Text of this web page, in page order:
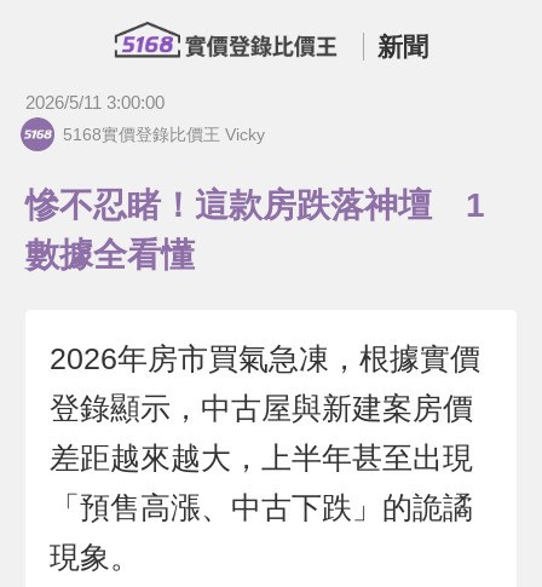
新聞
2026/5/11 3:00:00
5168實價登錄比價王 Vicky
慘不忍睹！這款房跌落神壇 1
數據全看懂
2026年房市買氣急凍，根據實價
登錄顯示，中古屋與新建案房價
差距越來越大，上半年甚至出現
「預售高漲、中古下跌」的詭譎
現象。